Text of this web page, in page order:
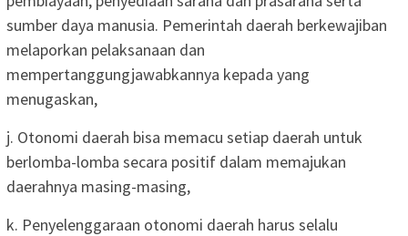
sumber daya manusia. Pemerintah daerah berkewajiban
melaporkan pelaksanaan dan
mempertanggungjawabkannya kepada yang
menugaskan,
j. Otonomi daerah bisa memacu setiap daerah untuk
berlomba-lomba secara positif dalam memajukan
daerahnya masing-masing,
k. Penyelenggaraan otonomi daerah harus selalu